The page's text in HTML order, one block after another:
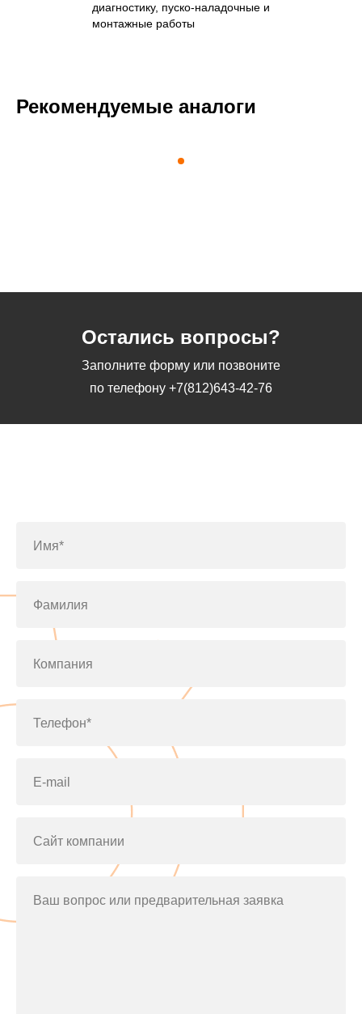
диагностику, пуско-наладочные и
монтажные работы
Рекомендуемые аналоги
Остались вопросы?
Заполните форму или позвоните
по телефону +7(812)643-42-76
Имя*
Фамилия
Компания
Телефон*
E-mail
Сайт компании
Ваш вопрос или предварительная заявка